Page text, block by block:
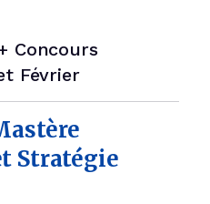
Concours
Février
Stratégie